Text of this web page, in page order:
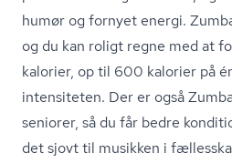
humør og fornyet energi.
og du kan roligt regne med at
kalorier, op til 600 kalorier på
intensiteten. Der er også
seniorer, så du får bedre
det sjovt til musikken i